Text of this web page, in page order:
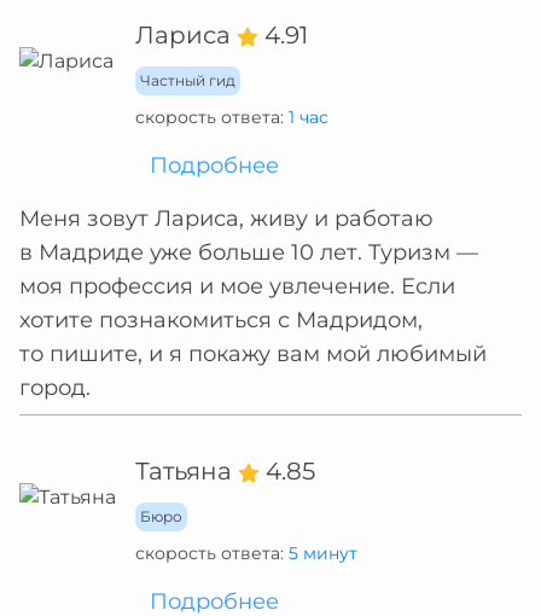
Лариса 4.91
Частный гид
скорость ответа: 1 час
Подробнее
Меня зовут Лариса, живу и работаю
в Мадриде уже больше 10 лет. Туризм —
моя профессия и мое увлечение. Если
хотите познакомиться с Мадридом,
то пишите, и я покажу вам мой любимый
город.
Татьяна 4.85
Бюро
скорость ответа: 5 минут
Подробнее